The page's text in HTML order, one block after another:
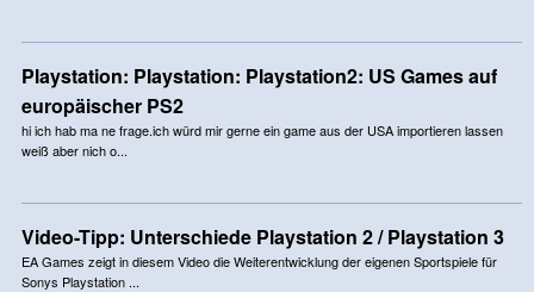
Playstation: Playstation: Playstation2: US Games auf
europäischer PS2
hi ich hab ma ne frage.ich würd mir gerne ein game aus der USA importieren lassen
weiß aber nich o...
Video-Tipp: Unterschiede Playstation 2 / Playstation 3
EA Games zeigt in diesem Video die Weiterentwicklung der eigenen Sportspiele für
Sonys Playstation ...